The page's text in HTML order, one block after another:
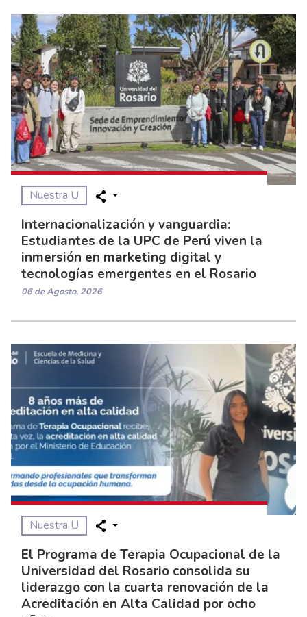
Nuestra U
Internacionalización y vanguardia:
Estudiantes de la UPC de Perú viven la
inmersión en marketing digital y
tecnologías emergentes en el Rosario
06 de Agosto, 2026
Nuestra U
El Programa de Terapia Ocupacional de la
Universidad del Rosario consolida su
liderazgo con la cuarta renovación de la
Acreditación en Alta Calidad por ocho